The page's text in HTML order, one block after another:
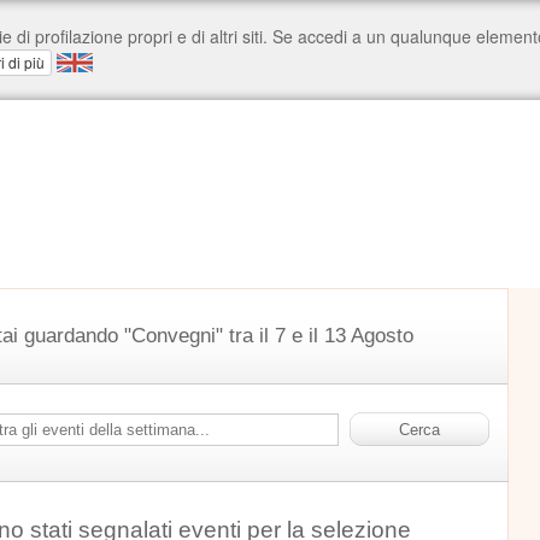
guardando "Convegni" tra il 7 e il 13 Agosto
stati segnalati eventi per la selezione